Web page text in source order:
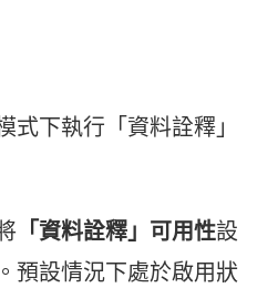
式下執行「資料詮釋」
「資料詮釋」可用性設
。預設情況下處於啟用狀